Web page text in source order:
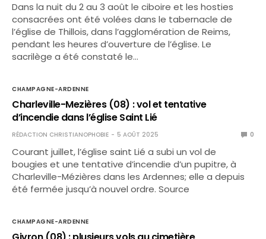
Dans la nuit du 2 au 3 août le ciboire et les hosties
consacrées ont été volées dans le tabernacle de
l’église de Thillois, dans l’agglomération de Reims,
pendant les heures d’ouverture de l’église. Le
sacrilège a été constaté le…
CHAMPAGNE-ARDENNE
Charleville-Mezières (08) : vol et tentative
d’incendie dans l’église Saint Lié
RÉDACTION CHRISTIANOPHOBIE 5 AOÛT 2025 0
Courant juillet, l’église saint Lié a subi un vol de
bougies et une tentative d’incendie d’un pupitre, à
Charleville-Mézières dans les Ardennes; elle a depuis
été fermée jusqu’à nouvel ordre. Source
CHAMPAGNE-ARDENNE